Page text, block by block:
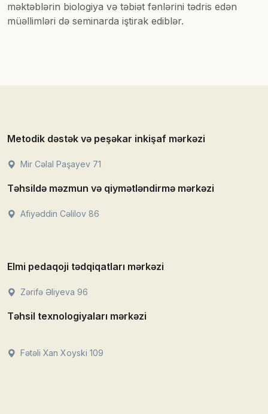
məktəblərin biologiya və təbiət fənlərini tədris edən
müəllimləri də seminarda iştirak ediblər.
Metodik dəstək və peşəkar inkişaf mərkəzi
Mir Cəlal Paşayev 71
Təhsildə məzmun və qiymətləndirmə mərkəzi
Afiyəddin Cəlilov 86
Elmi pedaqoji tədqiqatları mərkəzi
Zərifə Əliyeva 96
Təhsil texnologiyaları mərkəzi
Fətəli Xan Xoyski 109